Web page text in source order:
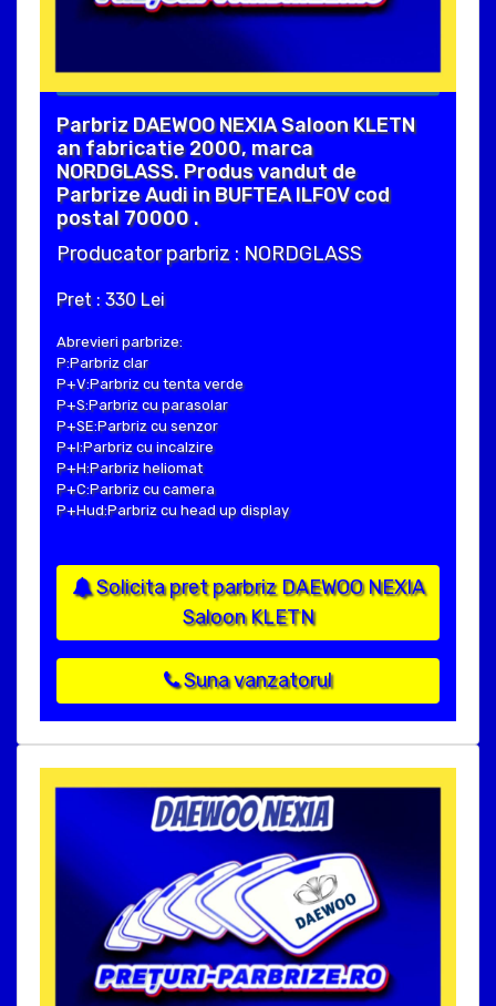
Parbriz DAEWOO NEXIA Saloon KLETN
an fabricatie 2000, marca
NORDGLASS. Produs vandut de
Parbrize Audi in BUFTEA ILFOV cod
postal 70000 .
Producator parbriz : NORDGLASS
Pret : 330 Lei
Abrevieri parbrize:
P:Parbriz clar
P+V:Parbriz cu tenta verde
P+S:Parbriz cu parasolar
P+SE:Parbriz cu senzor
P+I:Parbriz cu incalzire
P+H:Parbriz heliomat
P+C:Parbriz cu camera
P+Hud:Parbriz cu head up display
Solicita pret parbriz DAEWOO NEXIA
Saloon KLETN
Suna vanzatorul